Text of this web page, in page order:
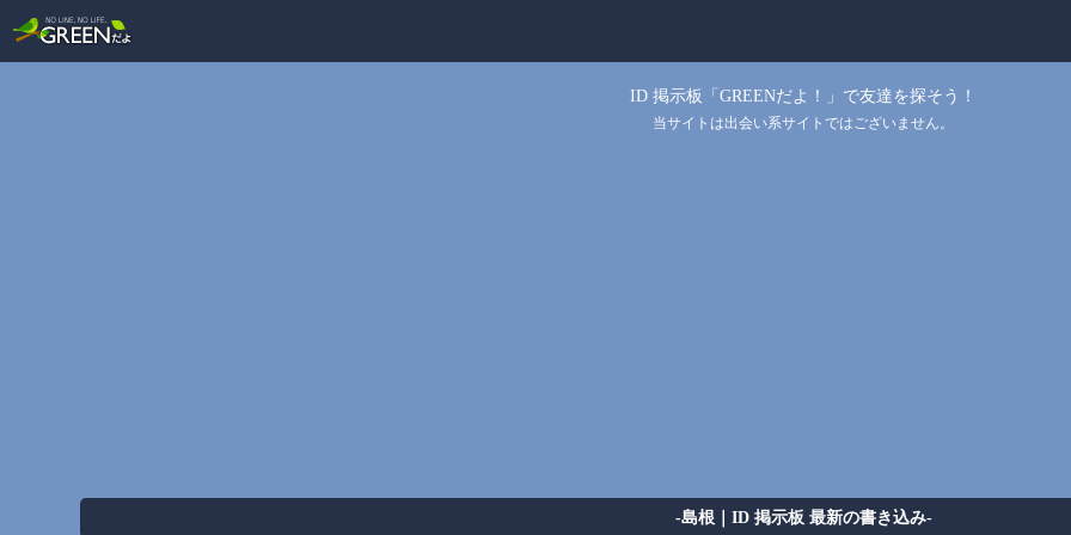
ID 掲示板「GREENだよ！」で友達を探そう！
当サイトは出会い系サイトではございません。
-島根｜ID 掲示板 最新の書き込み-